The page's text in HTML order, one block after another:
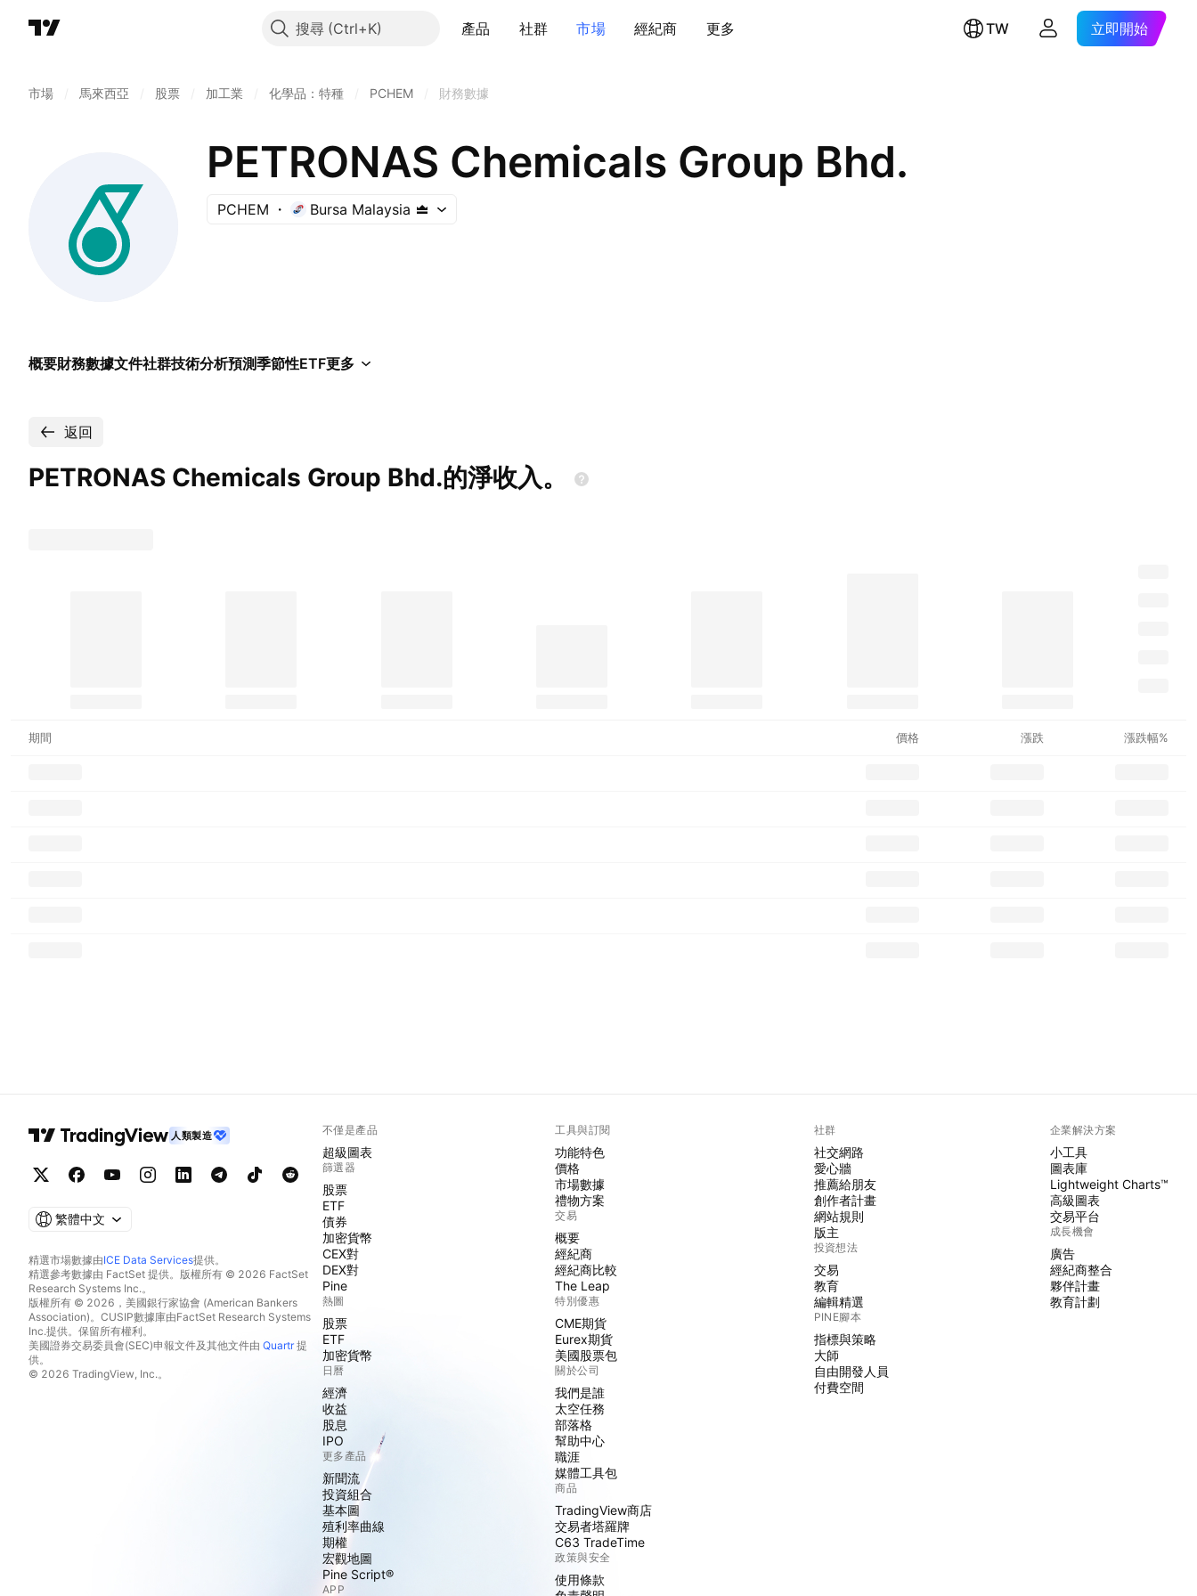
搜尋 產品 社群 市場 經紀商 更多 TW 立即開始
市場 馬來西亞 股票 加工業 化學品：特種 PCHEM 財務數據
PETRONAS Chemicals Group Bhd.
PCHEM Bursa Malaysia
概要財務數據文件社群技術分析預測季節性ETF更多
返回
PETRONAS Chemicals Group Bhd.的淨收入。
期間 價格 漲跌 漲跌幅%
人類製造
繁體中文
精選市場數據由ICE Data Services提供。
精選參考數據由 FactSet 提供。版權所有 © 2026 FactSet
Research Systems Inc.。
版權所有 © 2026，美國銀行家協會 (American Bankers
Association)。CUSIP數據庫由FactSet Research Systems
Inc.提供。保留所有權利。
美國證券交易委員會(SEC)申報文件及其他文件由 Quartr提
供。
© 2026 TradingView, Inc.。
不僅是產品
超級圖表
篩選器
股票
ETF
債券
加密貨幣
CEX對
DEX對
Pine
熱圖
股票
ETF
加密貨幣
日曆
經濟
收益
股息
IPO
更多產品
新聞流
投資組合
基本圖
殖利率曲線
期權
宏觀地圖
Pine Script®
APP
工具與訂閱
功能特色
價格
市場數據
禮物方案
交易
概要
經紀商
經紀商比較
The Leap
特別優惠
CME期貨
Eurex期貨
美國股票包
關於公司
我們是誰
太空任務
部落格
幫助中心
職涯
媒體工具包
商品
TradingView商店
交易者塔羅牌
C63 TradeTime
政策與安全
使用條款
社群
社交網路
愛心牆
推薦給朋友
創作者計畫
網站規則
版主
投資想法
交易
教育
編輯精選
PINE腳本
指標與策略
大師
自由開發人員
付費空間
企業解決方案
小工具
圖表庫
Lightweight Charts™
高級圖表
交易平台
成長機會
廣告
經紀商整合
夥伴計畫
教育計劃